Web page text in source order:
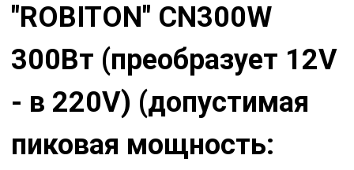
"ROBITON" CN300W
300Вт (преобразует 12V
- в 220V) (допустимая
пиковая мощность: